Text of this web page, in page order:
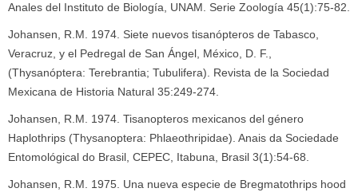
Anales del Instituto de Biología, UNAM. Serie Zoología 45(1):75-82.
Johansen, R.M. 1974. Siete nuevos tisanópteros de Tabasco,
Veracruz, y el Pedregal de San Ángel, México, D. F.,
(Thysanóptera: Terebrantia; Tubulifera). Revista de la Sociedad
Mexicana de Historia Natural 35:249-274.
Johansen, R.M. 1974. Tisanopteros mexicanos del género
Haplothrips (Thysanoptera: Phlaeothripidae). Anais da Sociedade
Entomológical do Brasil, CEPEC, Itabuna, Brasil 3(1):54-68.
Johansen, R.M. 1975. Una nueva especie de Bregmatothrips hood